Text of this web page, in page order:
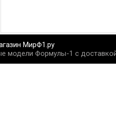
МирФ1.ру
модели Формулы-1 с